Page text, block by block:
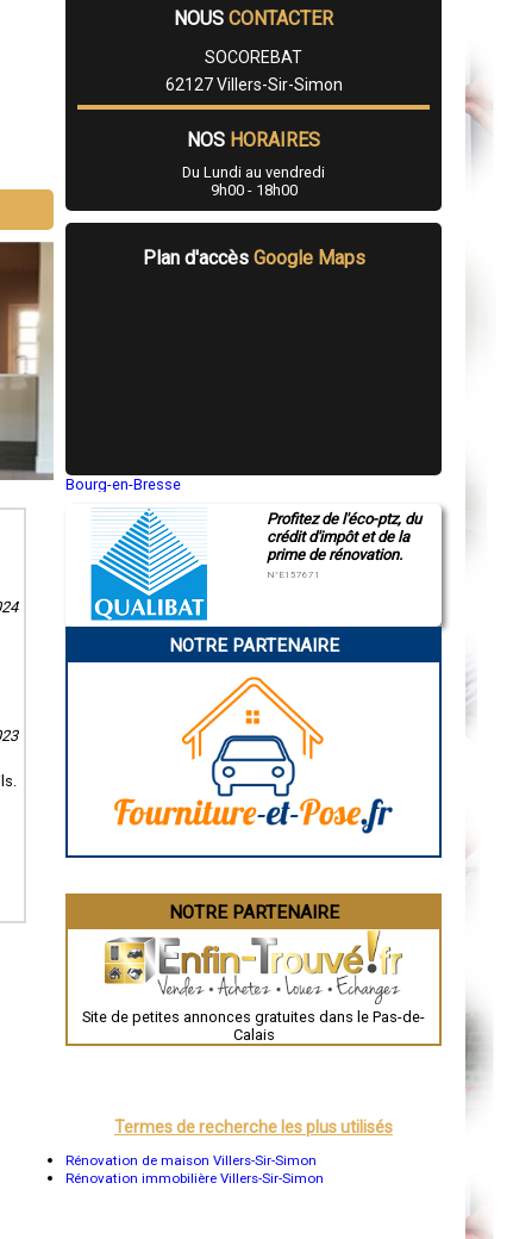
NOUS CONTACTER
SOCOREBAT
62127 Villers-Sir-Simon
NOS HORAIRES
Du Lundi au vendredi
9h00 - 18h00
Plan d'accès Google Maps
Bourg-en-Bresse
Montluçon
Manosque
Gap
Charleville-Mézières
Pamiers
Narbonne
Brive-la-Gaillarde
Guéret
Besançon
Évreux
Chartres
Nîmes
Auch
Grenoble
Mont-de-Marsan
Blois
Profitez de l'éco-ptz, du
crédit d'impôt et de la
prime de rénovation.
N°E157671
NOTRE PARTENAIRE
NOTRE PARTENAIRE
Site de petites annonces gratuites dans le Pas-de-
Calais
Termes de recherche les plus utilisés
Rénovation de maison Villers-Sir-Simon
Rénovation immobilière Villers-Sir-Simon